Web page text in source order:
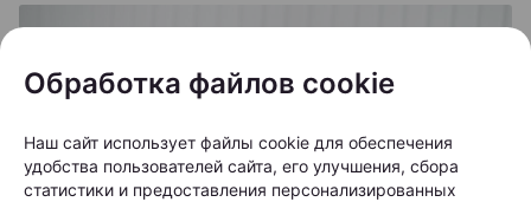
Обработка файлов cookie
Наш сайт использует файлы cookie для обеспечения
удобства пользователей сайта, его улучшения, сбора
статистики и предоставления персонализированных